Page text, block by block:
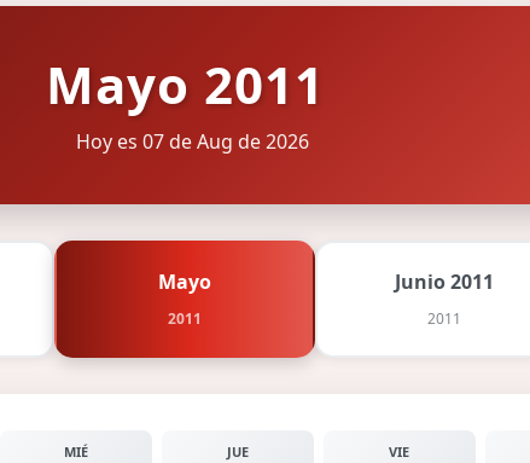
Mayo 2011
Hoy es 07 de Aug de 2026
Mayo
2011
Junio 2011
2011
MIÉ JUE VIE